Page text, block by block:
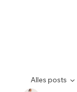
Alles posts